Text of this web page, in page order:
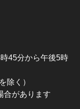
45分から午後5時
除く）
合があります